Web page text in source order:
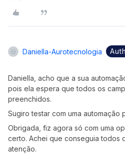
Daniella-Aurotecnologia
Daniella, acho que a sua
pois ela espera que todos os
preenchidos.
Sugiro testar com uma automação
Obrigada, fiz agora só com uma
certo. Achei que conseguia todos
atenção.